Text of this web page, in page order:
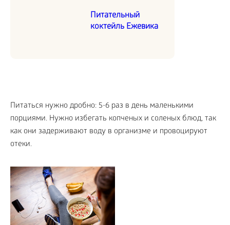
Питательный
коктейль Ежевика
Питаться нужно дробно: 5-6 раз в день маленькими
порциями. Нужно избегать копченых и соленых блюд, так
как они задерживают воду в организме и провоцируют
отеки.